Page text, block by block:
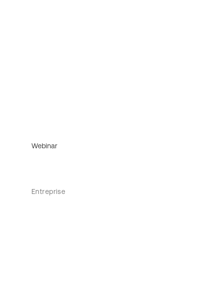
Webinar
Entreprise